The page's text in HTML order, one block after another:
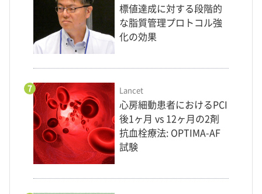
標値達成に対する段階的
な脂質管理プロトコル強
化の効果
7 Lancet
心房細動患者におけるPCI
後1ヶ月 vs 12ヶ月の2剤
抗血栓療法: OPTIMA-AF
試験